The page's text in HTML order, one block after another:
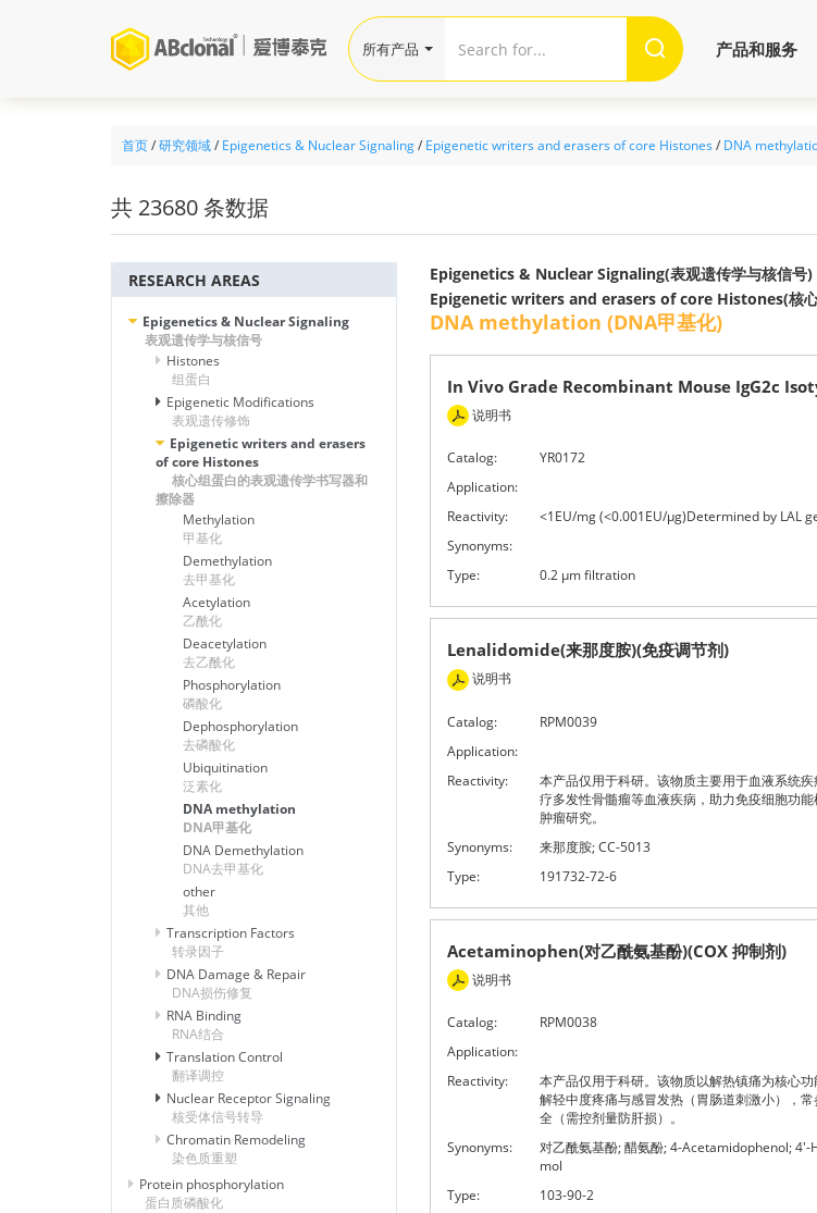
首页/研究领域/ Epigenetics & Nuclear Signaling/ Epigenetic writers and erasers of core Histones/ DNA
共 23680 条数据
RESEARCH AREAS
Epigenetics & Nuclear Signaling
表观遗传学与核信号
Histones
组蛋白
Epigenetic Modifications
表观遗传修饰
Epigenetic writers and erasers
of core Histones
核心组蛋白的表观遗传学书写器和
擦除器
Methylation
甲基化
Demethylation
去甲基化
Acetylation
乙酰化
Deacetylation
去乙酰化
Phosphorylation
磷酸化
Dephosphorylation
去磷酸化
Ubiquitination
泛素化
DNA methylation
DNA甲基化
DNA Demethylation
DNA去甲基化
other
其他
Transcription Factors
转录因子
DNA Damage & Repair
DNA损伤修复
RNA Binding
RNA结合
Translation Control
翻译调控
Nuclear Receptor Signaling
核受体信号转导
Chromatin Remodeling
染色质重塑
Protein phosphorylation
蛋白质磷酸化
Epigenetics & Nuclear Signaling(表观遗传学与核信号)
Epigenetic writers and erasers of core Histones(核心
DNA methylation (DNA甲基化)
In Vivo Grade Recombinant Mouse IgG2c
说明书
Catalog:
YR0172
Application:
Reactivity:
<1EU/mg (<0.001EU/μg)Determined by LAL
Synonyms:
Type:
0.2 μm filtration
Lenalidomide(来那度胺)(免疫调节剂)
说明书
Catalog:
RPM0039
Application:
Reactivity:
本产品仅用于科研。该物质主要用于血液系统
疗多发性骨髓瘤等血液疾病，助力免疫细胞功
肿瘤研究。
Synonyms:
来那度胺; CC-5013
Type:
191732-72-6
Acetaminophen(对乙酰氨基酚)(COX 抑制剂)
说明书
Catalog:
RPM0038
Application:
Reactivity:
本产品仅用于科研。该物质以解热镇痛为核心
解轻中度疼痛与感冒发热（胃肠道刺激小），
全（需控剂量防肝损）。
Synonyms:
对乙酰氨基酚; 醋氨酚; 4-Acetamidophenol;
mol
Type:
103-90-2
产品和服务
所有产品